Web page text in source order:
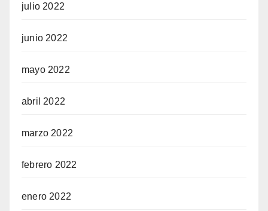
julio 2022
junio 2022
mayo 2022
abril 2022
marzo 2022
febrero 2022
enero 2022